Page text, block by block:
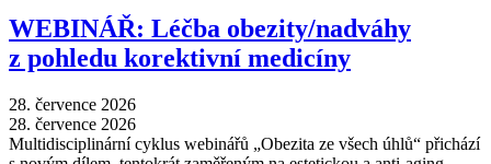
WEBINÁŘ: Léčba obezity/nadváhy
z pohledu korektivní medicíny
28. července 2026
28. července 2026
Multidisciplinární cyklus webinářů „Obezita ze všech úhlů“ přichází